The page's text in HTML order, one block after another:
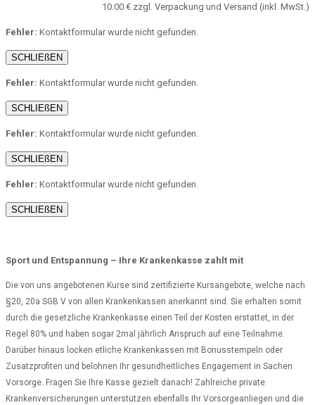
10.00 € zzgl. Verpackung und Versand (inkl. MwSt.)
Fehler: Kontaktformular wurde nicht gefunden.
SCHLIEßEN
Fehler: Kontaktformular wurde nicht gefunden.
SCHLIEßEN
Fehler: Kontaktformular wurde nicht gefunden.
SCHLIEßEN
Fehler: Kontaktformular wurde nicht gefunden.
SCHLIEßEN
Sport und Entspannung – Ihre Krankenkasse zahlt mit
Die von uns angebotenen Kurse sind zertifizierte Kursangebote, welche nach
§20, 20a SGB V von allen Krankenkassen anerkannt sind. Sie erhalten somit
durch die gesetzliche Krankenkasse einen Teil der Kosten erstattet, in der
Regel 80% und haben sogar 2mal jährlich Anspruch auf eine Teilnahme.
Darüber hinaus locken etliche Krankenkassen mit Bonusstempeln oder
Zusatzprofiten und belohnen Ihr gesundheitliches Engagement in Sachen
Vorsorge. Fragen Sie Ihre Kasse gezielt danach! Zahlreiche private
Krankenversicherungen unterstützen ebenfalls Ihr Vorsorgeanliegen und die